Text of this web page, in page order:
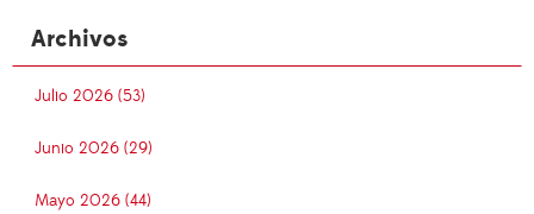
Archivos
Julio 2026 (53)
Junio 2026 (29)
Mayo 2026 (44)